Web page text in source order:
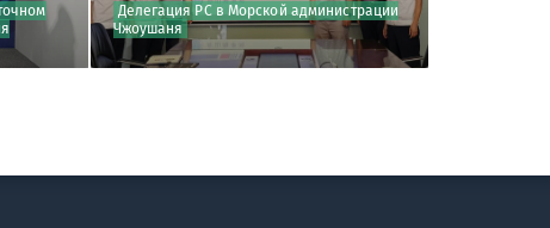
Делегация РС в Морской администрации
Чжоушаня
РС принял участие
безопасности